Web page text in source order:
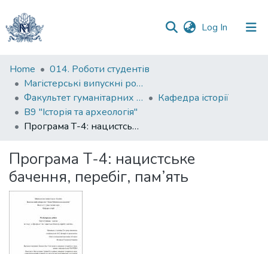
Log In (current)
Communities
&
Collections
All of DSpace
Statistics
Home
014. Роботи студентів
Магістерські випускні роботи
Факультет гуманітарних наук
Кафедра історії
В9 "Історія та археологія"
Програма Т-4: нацистське бачення, перебіг, пам’ять
Програма Т-4: нацистське
бачення, перебіг, пам’ять